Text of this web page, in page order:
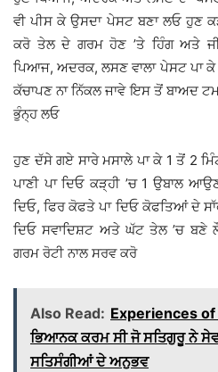
ਵੀ ਪੀਸ ਕੇ ਉਸਦਾ ਪੇਸਟ ਬਣਾ ਲਓ ਹੁਣ
ਕਰੋ ਤੇਲ ਦੇ ਗਰਮ ਹੋਣ ’ਤੇ ਹਿੰਗ ਅਤੇ
ਪਿਆਜ, ਅਦਰਕ, ਲਸਣ ਵਾਲਾ ਪੇਸਟ ਪਾ
ਕੱਚਾਪਣ ਨਾ ਨਿੱਕਲ ਜਾਵੇ ਇਸ ਤੋਂ ਬਾਅਦ
ਭੁੰਨ੍ਹ ਲਓ
ਹੁਣ ਦੱਸੇ ਗਏ ਸਾਰੇ ਮਸਾਲੇ ਪਾ ਕੇ 1 ਤੋਂ 2
ਪਾਣੀ ਪਾ ਦਿਓ ਕੜ੍ਹੀ ’ਚ 1 ਉਬਾਲ
ਦਿਓ, ਫਿਰ ਕੋਫਤੇ ਪਾ ਦਿਓ ਕੋਫਤਿਆਂ ਦੇ
ਦਿਓ ਸਵਾਦਿਸ਼ਟ ਅਤੇ ਘੱਟ ਤੇਲ ’ਚ ਬਣੇ
ਗਰਮ ਰੋਟੀ ਨਾਲ ਸਰਵ ਕਰੋ
Also Read: Experiences
ਭਿਆਨਕ ਕਰਮ ਸੀ ਜੋ ਸਤਿਗੁਰੂ ਨੇ
ਸਤਿਸੰਗੀਆਂ ਦੇ ਅਨੁਭਵ